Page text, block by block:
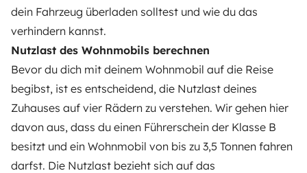
dein Fahrzeug überladen solltest und wie du das
verhindern kannst.
Nutzlast des Wohnmobils berechnen
Bevor du dich mit deinem Wohnmobil auf die Reise
begibst, ist es entscheidend, die Nutzlast deines
Zuhauses auf vier Rädern zu verstehen. Wir gehen hier
davon aus, dass du einen Führerschein der Klasse B
besitzt und ein Wohnmobil von bis zu 3,5 Tonnen fahren
darfst. Die Nutzlast bezieht sich auf das